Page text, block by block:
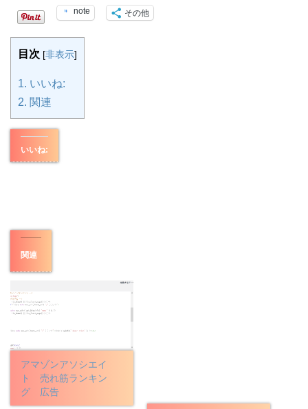
note その他
目次 [非表示]
1. いいね:
2. 関連
いいね:
関連
アマゾンアソシエイ
ト 売れ筋ランキン
グ 広告